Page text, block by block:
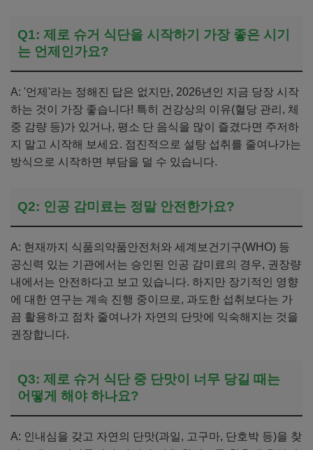
Q1: 제로 슈거 식단을 시작하기 가장 좋은 시기
는 언제인가요?
A: '언제'라는 정해진 답은 없지만, 2026년인 지금 당장 시작
하는 것이 가장 좋습니다! 특히 건강상의 이유(혈당 관리, 체
중 감량 등)가 있거나, 평소 단 음식을 많이 즐겼다면 주저하
지 말고 시작해 보세요. 점진적으로 설탕 섭취를 줄여나가는
방식으로 시작하면 부담을 덜 수 있습니다.
Q2: 인공 감미료는 정말 안전한가요?
A: 현재까지 식품의약품안전처와 세계보건기구(WHO) 등
공신력 있는 기관에서는 승인된 인공 감미료의 경우, 권장량
내에서는 안전하다고 보고 있습니다. 하지만 장기적인 영향
에 대한 연구는 계속 진행 중이므로, 과도한 섭취보다는 가
끔 활용하고 점차 줄여나가 자연의 단맛에 익숙해지는 것을
권장합니다.
Q3: 제로 슈거 식단 중 단맛이 너무 당길 때는
어떻게 해야 하나요?
A: 인내심을 갖고 자연의 단맛(과일, 고구마, 단호박 등)을 찾